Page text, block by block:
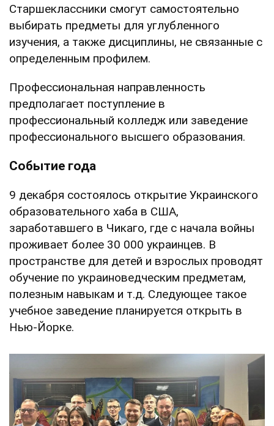
Старшеклассники смогут самостоятельно
выбирать предметы для углубленного
изучения, а также дисциплины, не связанные с
определенным профилем.
Профессиональная направленность
предполагает поступление в
профессиональный колледж или заведение
профессионального высшего образования.
Событие года
9 декабря состоялось открытие Украинского
образовательного хаба в США,
заработавшего в Чикаго, где с начала войны
проживает более 30 000 украинцев. В
пространстве для детей и взрослых проводят
обучение по украиноведческим предметам,
полезным навыкам и т.д. Следующее такое
учебное заведение планируется открыть в
Нью-Йорке.